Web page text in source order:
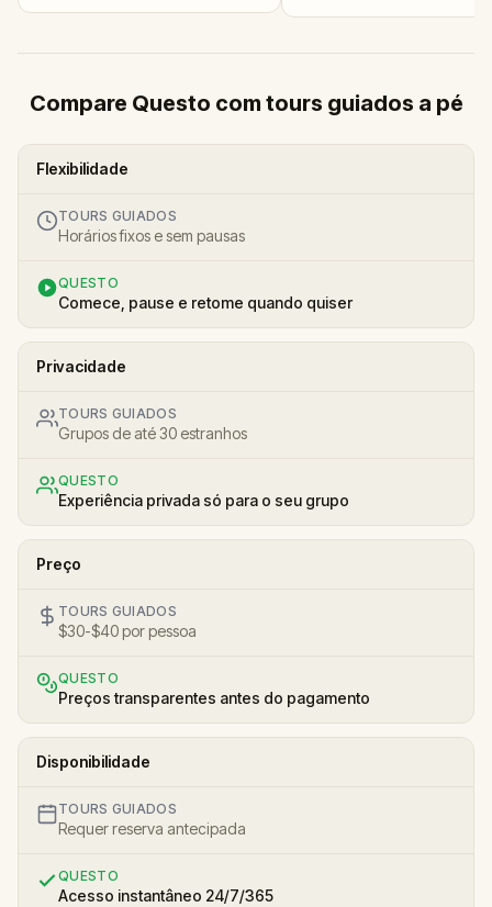
Compare Questo com tours guiados a pé
Flexibilidade
TOURS GUIADOS
Horários fixos e sem pausas
QUESTO
Comece, pause e retome quando quiser
Privacidade
TOURS GUIADOS
Grupos de até 30 estranhos
QUESTO
Experiência privada só para o seu grupo
Preço
TOURS GUIADOS
$30-$40 por pessoa
QUESTO
Preços transparentes antes do pagamento
Disponibilidade
TOURS GUIADOS
Requer reserva antecipada
QUESTO
Acesso instantâneo 24/7/365